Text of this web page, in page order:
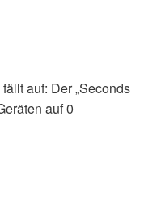
auf: Der „Seconds
auf 0